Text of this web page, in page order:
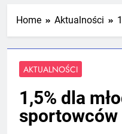
2 Tygodnie Temu
RLTL GGG
medalowej
Home Aktualności
AKTUALNOŚCI
1,5% dla
sportowców